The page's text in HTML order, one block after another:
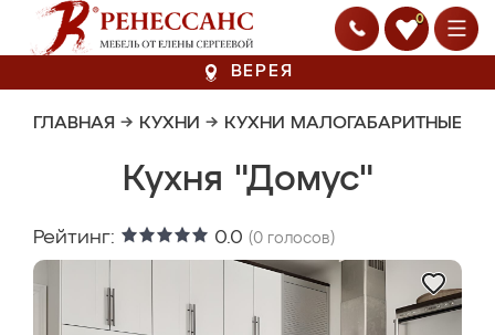
0
ВЕРЕЯ
ГЛАВНАЯ → КУХНИ → КУХНИ МАЛОГАБАРИТНЫЕ
Кухня "Домус"
Рейтинг: 0.0 (0 голосов)